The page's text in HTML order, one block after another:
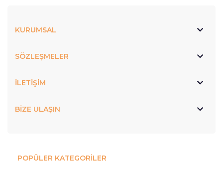
KURUMSAL
SÖZLEŞMELER
İLETİŞİM
BİZE ULAŞIN
POPÜLER KATEGORİLER